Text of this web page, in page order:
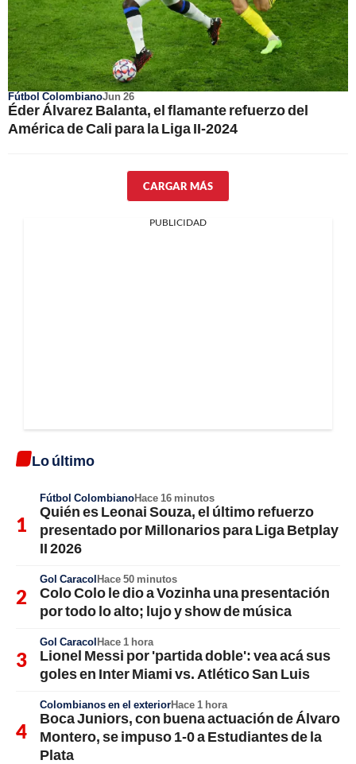
Fútbol ColombianoJun 26
Éder Álvarez Balanta, el flamante refuerzo del
América de Cali para la Liga II-2024
CARGAR MÁS
PUBLICIDAD
Lo último
Fútbol ColombianoHace 16 minutos
Quién es Leonai Souza, el último refuerzo
presentado por Millonarios para Liga Betplay
II 2026
Gol CaracolHace 50 minutos
Colo Colo le dio a Vozinha una presentación
por todo lo alto; lujo y show de música
Gol CaracolHace 1 hora
Lionel Messi por 'partida doble': vea acá sus
goles en Inter Miami vs. Atlético San Luis
Colombianos en el exteriorHace 1 hora
Boca Juniors, con buena actuación de Álvaro
Montero, se impuso 1-0 a Estudiantes de la
Plata